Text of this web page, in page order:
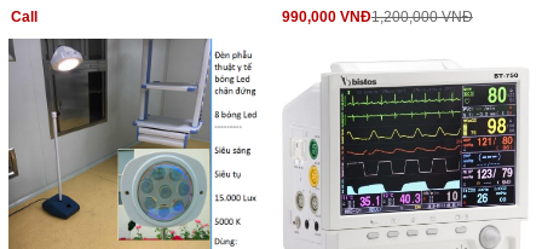
Call 990,000 VNĐ1,200,000 VNĐ